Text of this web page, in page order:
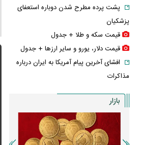
پشت پرده مطرح شدن دوباره استعفای
پزشکیان
قیمت سکه و طلا + جدول
قیمت دلار، یورو و سایر ارز‌ها + جدول
افشای آخرین پیام آمریکا به ایران درباره
مذاکرات
بازار